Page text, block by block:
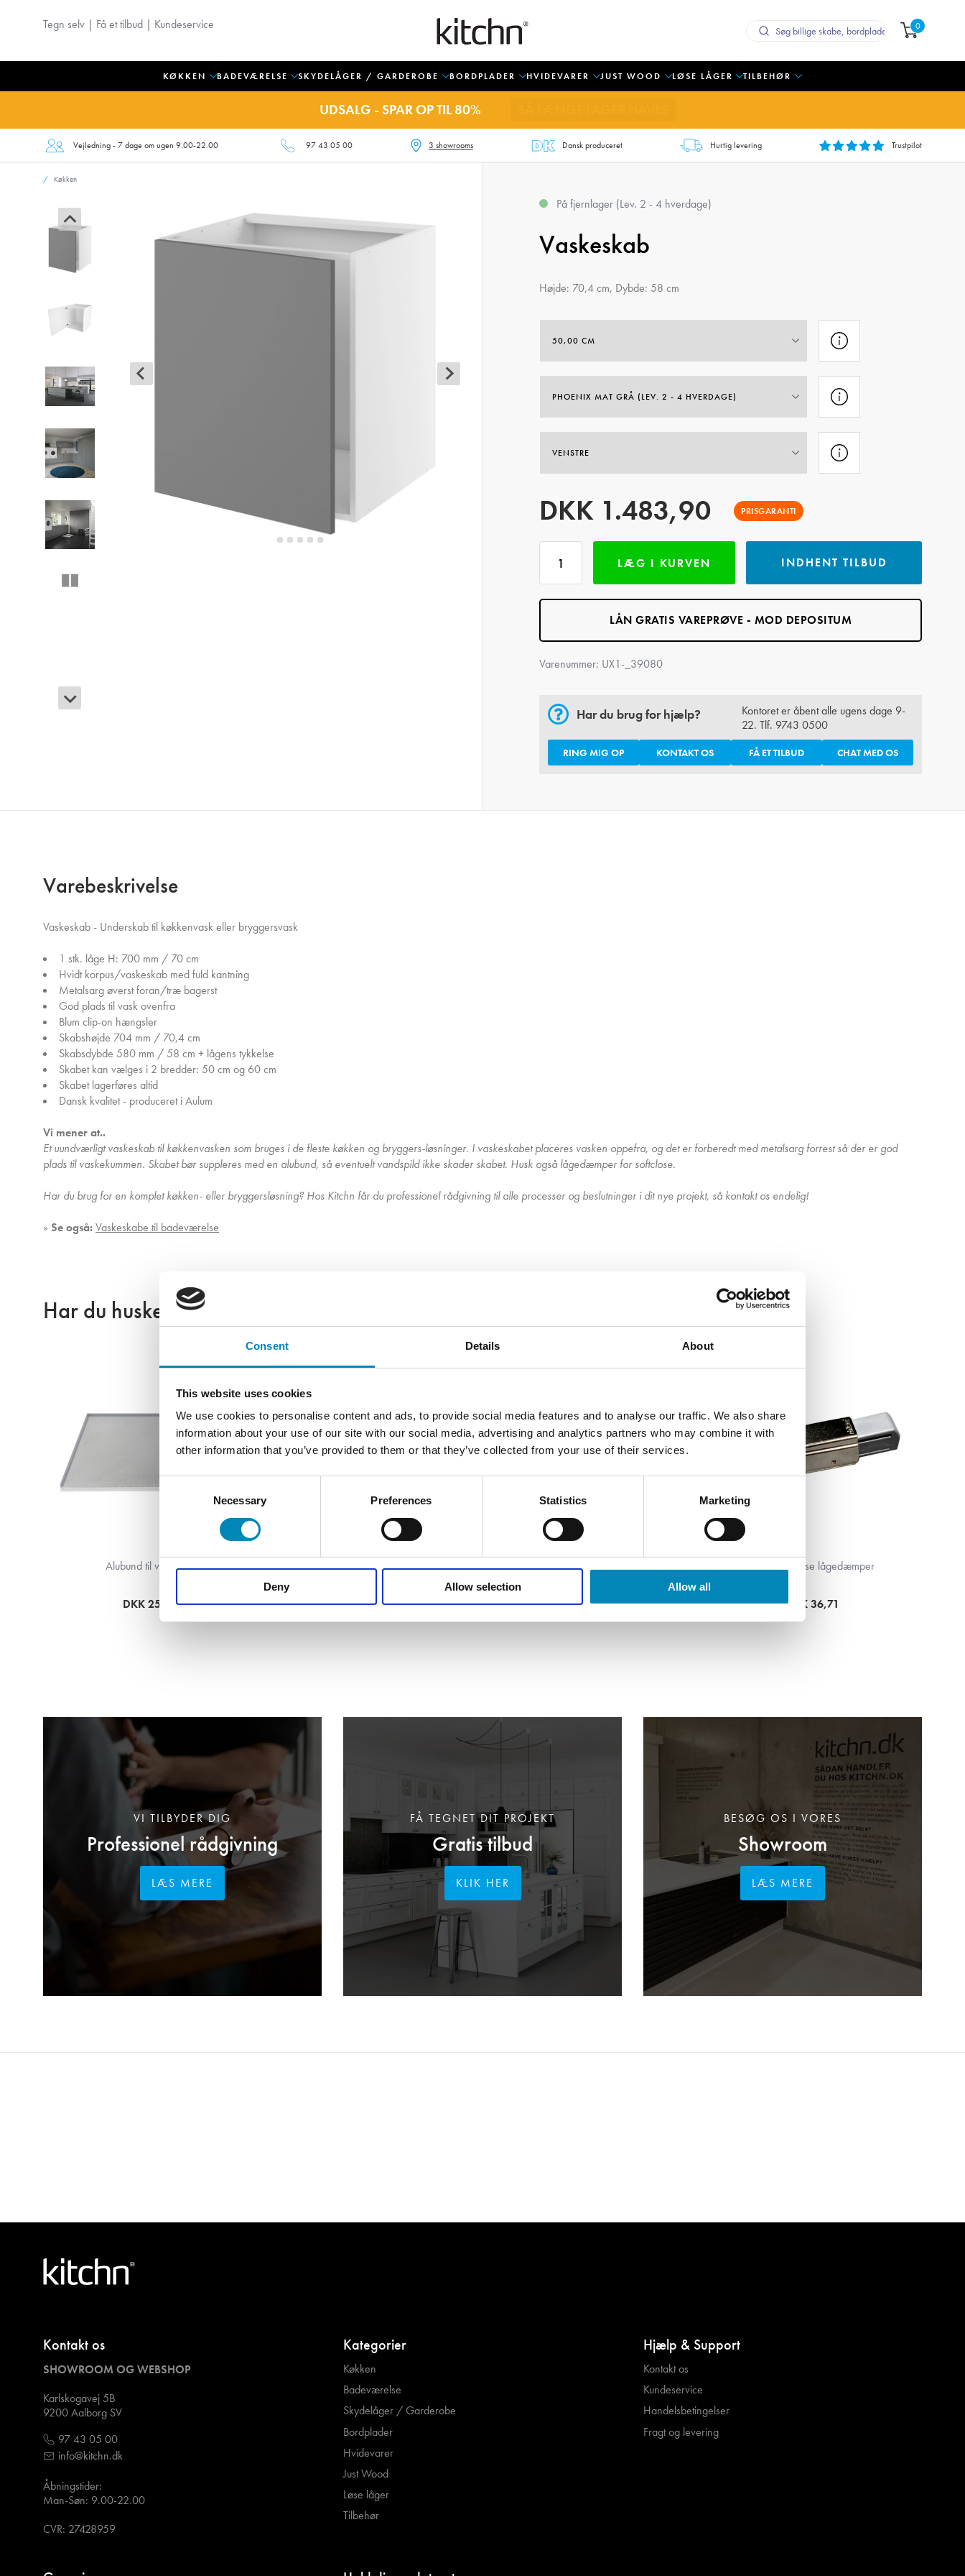
Consent Details About
This website uses cookies
We use cookies to personalise content and ads, to provide social media features and to analyse our traffic. We also share
information about your use of our site with our social media, advertising and analytics partners who may combine it with
other information that you’ve provided to them or that they’ve collected from your use of their services.
Necessary Preferences Statistics Marketing
Deny Allow selection Allow all
Tegn selv | Få et tilbud | Kundeservice 0
KØKKEN BADEVÆRELSE SKYDELÅGER / GARDEROBE BORDPLADER HVIDEVARER JUST WOOD LØSE LÅGER TILBEHØR
UDSALG - SPAR OP TIL 80%
Vejledning - 7 dage om ugen 9.00-22.00 97 43 05 00 3 showrooms Dansk produceret Hurtig levering Trustpilot
Køkken
På fjernlager (Lev. 2 - 4 hverdage)
Vaskeskab
Højde: 70,4 cm, Dybde: 58 cm
DKK 1.483,90 PRISGARANTI
LÆG I KURVEN INDHENT TILBUD
LÅN GRATIS VAREPRØVE - MOD DEPOSITUM
Varenummer: UX1-_39080
Har du brug for hjælp?
Kontoret er åbent alle ugens dage 9-
22. Tlf. 9743 0500
RING MIG OP KONTAKT OS FÅ ET TILBUD CHAT MED OS
Varebeskrivelse
Vaskeskab - Underskab til køkkenvask eller bryggersvask
1 stk. låge H: 700 mm / 70 cm
Hvidt korpus/vaskeskab med fuld kantning
Metalsarg øverst foran/træ bagerst
God plads til vask ovenfra
Blum clip-on hængsler
Skabshøjde 704 mm / 70,4 cm
Skabsdybde 580 mm / 58 cm + lågens tykkelse
Skabet kan vælges i 2 bredder: 50 cm og 60 cm
Skabet lagerføres altid
Dansk kvalitet - produceret i Aulum
Vi mener at..
Et uundværligt vaskeskab til køkkenvasken som bruges i de fleste køkken og bryggers-løsninger. I vaskeskabet placeres vasken oppefra, og det er forberedt med metalsarg forrest så der er god
plads til vaskekummen. Skabet bør suppleres med en alubund, så eventuelt vandspild ikke skader skabet. Husk også lågedæmper for softclose.
Har du brug for en komplet køkken- eller bryggersløsning? Hos Kitchn får du professionel rådgivning til alle processer og beslutninger i dit nye projekt, så kontakt os endelig!
» Se også:Vaskeskabe til badeværelse
Har du husket?
Alubund til vaskeskab
DKK 259,60
Bredt vaskeskab med 2 låger
DKK 1.550,01
Vaskeskab med 2 skuffer
DKK 3.471,60
Blum soft close lågedæmper
DKK 36,71
Professionel rådgivning
VI TILBYDER DIG
LÆS MERE
Gratis tilbud
FÅ TEGNET DIT PROJEKT
KLIK HER
Showroom
BESØG OS I VORES
LÆS MERE
Kontakt os
SHOWROOM OG WEBSHOP
Karlskogavej 5B
9200 Aalborg SV
97 43 05 00
info@kitchn.dk
Åbningstider:
Man-Søn: 9.00-22.00
CVR: 27428959
Kategorier
Køkken
Badeværelse
Skydelåger / Garderobe
Bordplader
Hvidevarer
Just Wood
Løse låger
Tilbehør
Hjælp & Support
Kontakt os
Kundeservice
Handelsbetingelser
Fragt og levering